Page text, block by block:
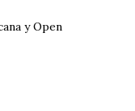
y Open